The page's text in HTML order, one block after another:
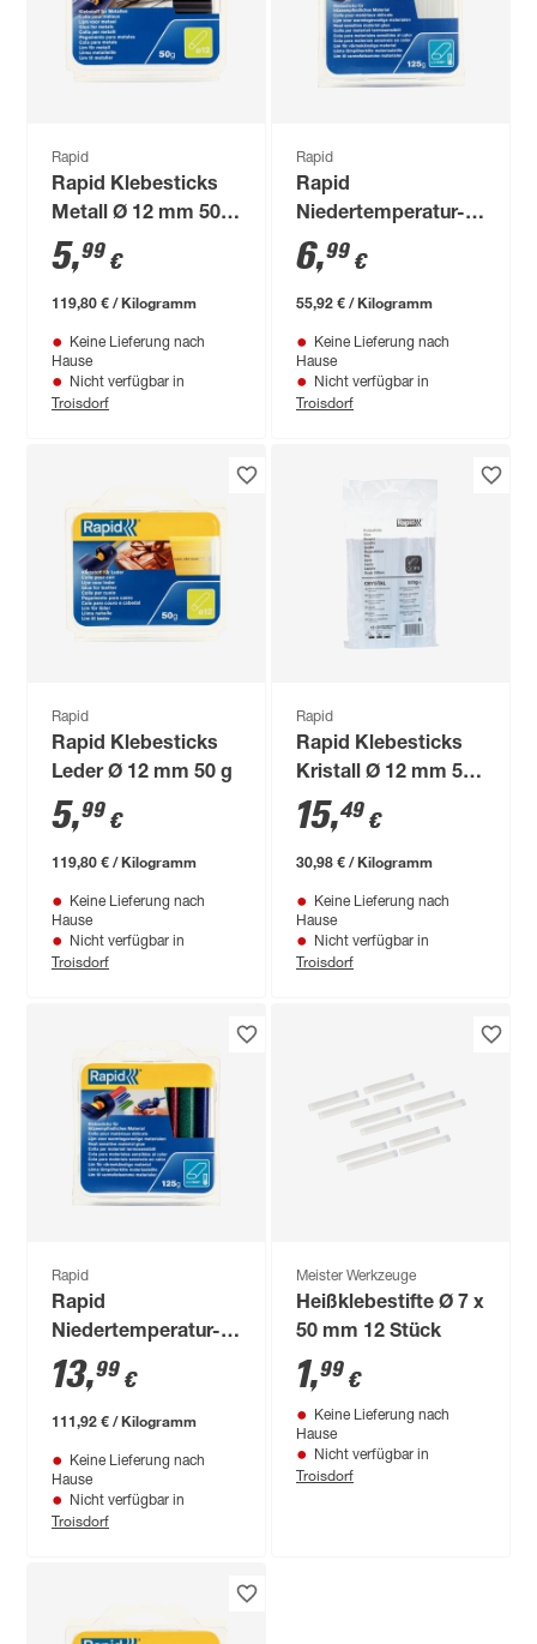
Rapid
Rapid Klebesticks
Metall Ø 12 mm 50 g
6 Stück
5,99 €
119,80 € / Kilogramm
Keine Lieferung nach
Hause
Nicht verfügbar in
Troisdorf
Rapid
Rapid
Niedertemperatur-
Klebesticks
Transparent 9 mm
Oval 125 g
6,99 €
55,92 € / Kilogramm
Keine Lieferung nach
Hause
Nicht verfügbar in
Troisdorf
Rapid
Rapid Klebesticks
Leder Ø 12 mm 50 g
5,99 €
119,80 € / Kilogramm
Keine Lieferung nach
Hause
Nicht verfügbar in
Troisdorf
Rapid
Rapid Klebesticks
Kristall Ø 12 mm 500
g
15,49 €
30,98 € / Kilogramm
Keine Lieferung nach
Hause
Nicht verfügbar in
Troisdorf
Rapid
Rapid
Niedertemperatur-
Klebesticks
Röt/Blau/Grün
Glitzer 9 mm Oval
13,99 €
111,92 € / Kilogramm
Keine Lieferung nach
Hause
Nicht verfügbar in
Troisdorf
Meister Werkzeuge
Heißklebestifte Ø 7 x
50 mm 12 Stück
1,99 €
Keine Lieferung nach
Hause
Nicht verfügbar in
Troisdorf